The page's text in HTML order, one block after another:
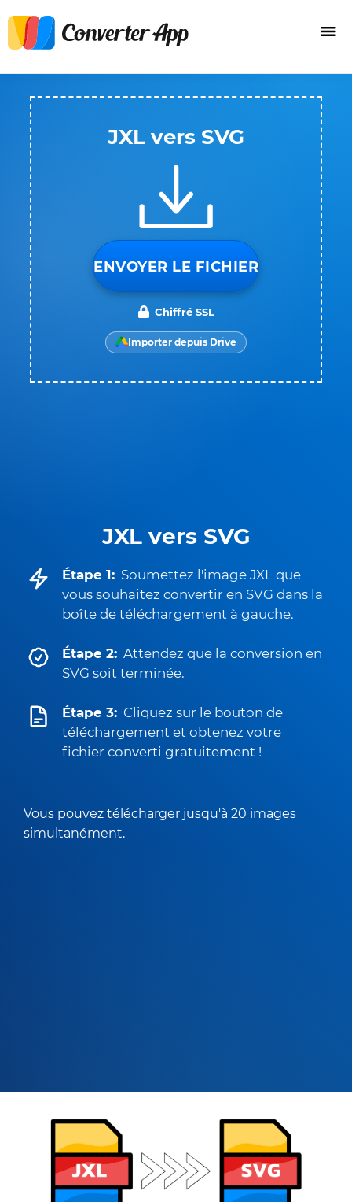
JXL vers SVG
Étape 1: Soumettez l'image JXL que
vous souhaitez convertir en SVG dans la
boîte de téléchargement à gauche.
Étape 2: Attendez que la conversion en
SVG soit terminée.
Étape 3: Cliquez sur le bouton de
téléchargement et obtenez votre
fichier converti gratuitement !
Vous pouvez télécharger jusqu'à 20 images
simultanément.
JXL vers SVG
ENVOYER LE FICHIER
Chiffré SSL
Importer depuis Drive